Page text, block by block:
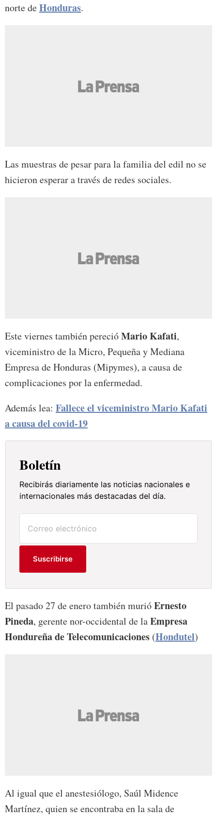
norte deHonduras.
Las muestras de pesar para la familia del edil no se
hicieron esperar a través de redes sociales.
Este viernes también perecióMario Kafati,
viceministro de la Micro, Pequeña y Mediana
Empresa de Honduras (Mipymes), a causa de
complicaciones por la enfermedad.
Además lea: Fallece el viceministro Mario Kafati
a causa del covid-19
Boletín
Recibirás diariamente las noticias nacionales e
internacionales más destacadas del día.
Suscribirse
El pasado 27 de enero también murióErnesto
Pineda, gerente nor-occidental de laEmpresa
Hondureña de Telecomunicaciones (Hondutel)
Al igual que el anestesiólogo, Saúl Midence
Martínez, quien se encontraba en la sala de